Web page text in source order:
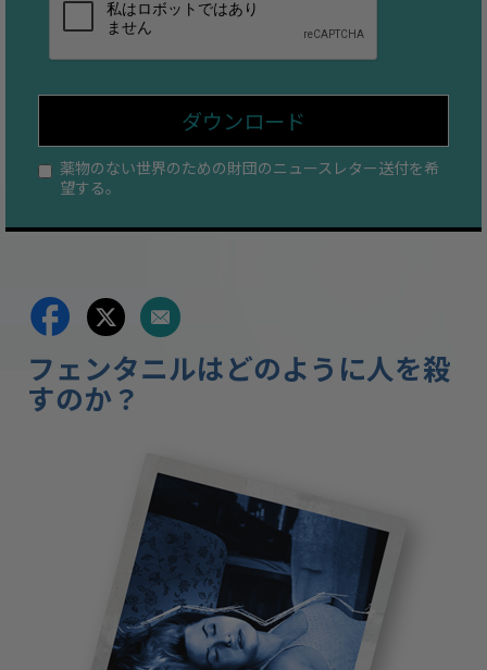
ダウンロード
薬物のない世界のための財団のニュースレター送付を希
望する。
フェンタニルはどのように人を殺
すのか？